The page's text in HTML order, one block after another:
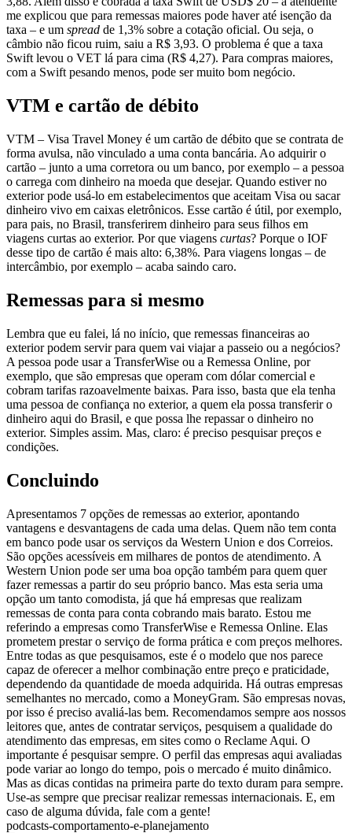
me explicou que para remessas maiores pode haver até isenção da
taxa – e um spread de 1,3% sobre a cotação oficial. Ou seja, o
câmbio não ficou ruim, saiu a R$ 3,93. O problema é que a taxa
Swift levou o VET lá para cima (R$ 4,27). Para compras maiores,
com a Swift pesando menos, pode ser muito bom negócio.
VTM e cartão de débito
VTM – Visa Travel Money é um cartão de débito que se contrata de
forma avulsa, não vinculado a uma conta bancária. Ao adquirir o
cartão – junto a uma corretora ou um banco, por exemplo – a pessoa
o carrega com dinheiro na moeda que desejar. Quando estiver no
exterior pode usá-lo em estabelecimentos que aceitam Visa ou sacar
dinheiro vivo em caixas eletrônicos. Esse cartão é útil, por exemplo,
para pais, no Brasil, transferirem dinheiro para seus filhos em
viagens curtas ao exterior. Por que viagens curtas? Porque o IOF
desse tipo de cartão é mais alto: 6,38%. Para viagens longas – de
intercâmbio, por exemplo – acaba saindo caro.
Remessas para si mesmo
Lembra que eu falei, lá no início, que remessas financeiras ao
exterior podem servir para quem vai viajar a passeio ou a negócios?
A pessoa pode usar a TransferWise ou a Remessa Online, por
exemplo, que são empresas que operam com dólar comercial e
cobram tarifas razoavelmente baixas. Para isso, basta que ela tenha
uma pessoa de confiança no exterior, a quem ela possa transferir o
dinheiro aqui do Brasil, e que possa lhe repassar o dinheiro no
exterior. Simples assim. Mas, claro: é preciso pesquisar preços e
condições.
Concluindo
Apresentamos 7 opções de remessas ao exterior, apontando
vantagens e desvantagens de cada uma delas. Quem não tem conta
em banco pode usar os serviços da Western Union e dos Correios.
São opções acessíveis em milhares de pontos de atendimento. A
Western Union pode ser uma boa opção também para quem quer
fazer remessas a partir do seu próprio banco. Mas esta seria uma
opção um tanto comodista, já que há empresas que realizam
remessas de conta para conta cobrando mais barato. Estou me
referindo a empresas como TransferWise e Remessa Online. Elas
prometem prestar o serviço de forma prática e com preços melhores.
Entre todas as que pesquisamos, este é o modelo que nos parece
capaz de oferecer a melhor combinação entre preço e praticidade,
dependendo da quantidade de moeda adquirida. Há outras empresas
semelhantes no mercado, como a MoneyGram. São empresas novas,
por isso é preciso avaliá-las bem. Recomendamos sempre aos nossos
leitores que, antes de contratar serviços, pesquisem a qualidade do
atendimento das empresas, em sites como o Reclame Aqui. O
importante é pesquisar sempre. O perfil das empresas aqui avaliadas
pode variar ao longo do tempo, pois o mercado é muito dinâmico.
Mas as dicas contidas na primeira parte do texto duram para sempre.
Use-as sempre que precisar realizar remessas internacionais. E, em
caso de alguma dúvida, fale com a gente!
podcasts-comportamento-e-planejamento